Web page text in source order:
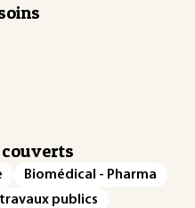
Biomédical - Pharma
publics